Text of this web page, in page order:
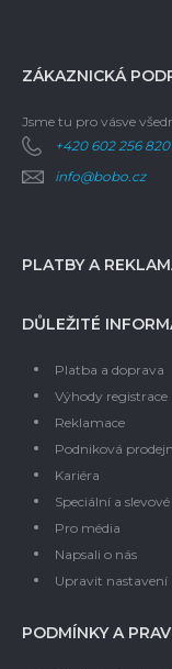
ZÁKAZNICKÁ
Jsme tu pro vásve
+420 602 256 820
info@bobo.cz
PLATBY A
DŮLEŽITÉ
Platba a doprava
Výhody registrace
Reklamace
Podniková
Kariéra
Speciální a
Pro média
Napsali o nás
Upravit nastavení
PODMÍNKY A